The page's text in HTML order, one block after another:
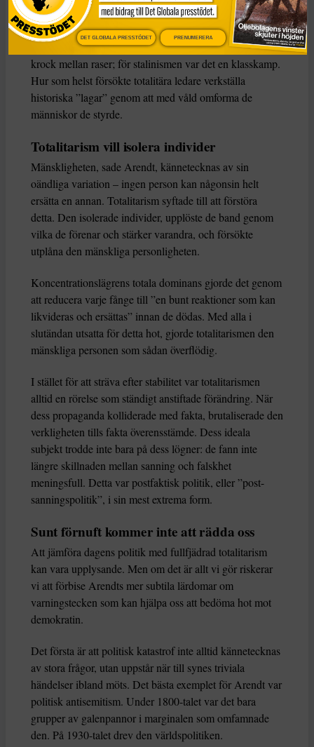
Totalitarism, menade hon, var en radikalt ny
regeringsform som utmärkte sig genom sin ideologiska
uppfattning om historia. För nazisterna var historia en
krock mellan raser; för stalinismen var det en klasskamp.
Hur som helst försökte totalitära ledare verkställa
historiska ”lagar” genom att med våld omforma de
människor de styrde.
Totalitarism vill isolera individer
Mänskligheten, sade Arendt, kännetecknas av sin
oändliga variation – ingen person kan någonsin helt
ersätta en annan. Totalitarism syftade till att förstöra
detta. Den isolerade individer, upplöste de band genom
vilka de förenar och stärker varandra, och försökte
utplåna den mänskliga personligheten.
Koncentrationslägrens totala dominans gjorde det genom
att reducera varje fånge till ”en bunt reaktioner som kan
likvideras och ersättas” innan de dödas. Med alla i
slutändan utsatta för detta hot, gjorde totalitarismen den
mänskliga personen som sådan överflödig.
I stället för att sträva efter stabilitet var totalitarismen
alltid en rörelse som ständigt anstiftade förändring. När
dess propaganda kolliderade med fakta, brutaliserade den
verkligheten tills fakta överensstämde. Dess ideala
subjekt trodde inte bara på dess lögner: de fann inte
längre skillnaden mellan sanning och falskhet
meningsfull. Detta var postfaktisk politik, eller ”post-
sanningspolitik”, i sin mest extrema form.
Sunt förnuft kommer inte att rädda oss
Att jämföra dagens politik med fullfjädrad totalitarism
kan vara upplysande. Men om det är allt vi gör riskerar
vi att förbise Arendts mer subtila lärdomar om
varningstecken som kan hjälpa oss att bedöma hot mot
demokratin.
Det första är att politisk katastrof inte alltid kännetecknas
av stora frågor, utan uppstår när till synes triviala
händelser ibland möts. Det bästa exemplet för Arendt var
politisk antisemitism. Under 1800-talet var det bara
grupper av galenpannor i marginalen som omfamnade
den. På 1930-talet drev den världspolitiken.
DET GLOBALA PRESSTÖDET PRENUMERERA